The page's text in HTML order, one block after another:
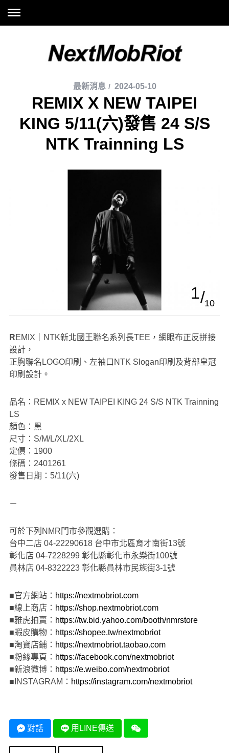
最新消息 2024-05-10
REMIX X NEW TAIPEI
KING 5/11(六)發售 24 S/S
NTK Trainning LS
1
10
REMIX｜NTK新北國王聯名系列長TEE，網眼布正反拼接
設計，
正胸聯名LOGO印刷、左袖口NTK Slogan印刷及背部皇冠
印刷設計。
品名：REMIX x NEW TAIPEI KING 24 S/S NTK Trainning
LS
顏色：黑
尺寸：S/M/L/XL/2XL
定價：1900
條碼：2401261
發售日期：5/11(六)
－
可於下列NMR門市參觀選購：
台中二店 04-22290618 台中市北區育才南街13號
彰化店 04-7228299 彰化縣彰化市永樂街100號
員林店 04-8322223 彰化縣員林市民族街3-1號
■官方網站： https://nextmobriot.com
■線上商店： https://shop.nextmobriot.com
■雅虎拍賣： https://tw.bid.yahoo.com/booth/nmrstore
■蝦皮購物： https://shopee.tw/nextmobriot
■淘寶店鋪： https://nextmobriot.taobao.com
■粉絲專頁： https://facebook.com/nextmobriot
■新浪微博： https://e.weibo.com/nextmobriot
■INSTAGRAM： https://instagram.com/nextmobriot
對話 用LINE傳送